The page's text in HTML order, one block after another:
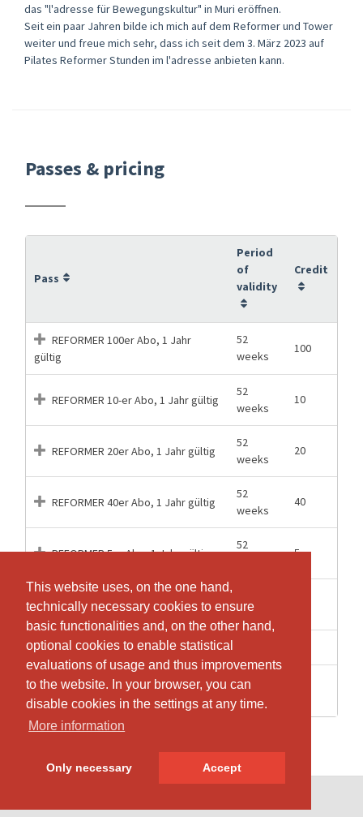
This website uses, on the one hand,
technically necessary cookies to ensure
basic functionalities and, on the other hand,
optional cookies to enable statistical
evaluations of usage and thus improvements
to the website. In your browser, you can
disable cookies in the settings at any time.
More information
Only necessary Accept
This website uses, on the one hand,
technically necessary cookies to ensure
basic functionalities and, on the other hand,
optional cookies to enable statistical
evaluations of usage and thus improvements
to the website. In your browser, you can
disable cookies in the settings at any time.
More information
Only necessary Accept
das "l'adresse für Bewegungskultur" in Muri eröffnen.
Seit ein paar Jahren bilde ich mich auf dem Reformer und Tower
weiter und freue mich sehr, dass ich seit dem 3. März 2023 auf
Pilates Reformer Stunden im l'adresse anbieten kann.
Passes & pricing
Pass
Period
of
validity
Credit
REFORMER 100er Abo, 1 Jahr
gültig
52
weeks
100
REFORMER 10-er Abo, 1 Jahr gültig
52
weeks
10
REFORMER 20er Abo, 1 Jahr gültig
52
weeks
20
REFORMER 40er Abo, 1 Jahr gültig
52
weeks
40
REFORMER 5er Abo, 1 Jahr gültig
52
5
REFORMER 80er Abo, 1 Jahr gültig
weeks
REFORMER Drop In, 1 Lektion gültig
REFORMER Probe Abo, 3 für 2, 3
Monate gültig
3
Months